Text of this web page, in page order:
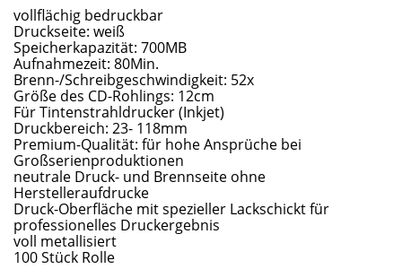
vollflächig bedruckbar
Druckseite: weiß
Speicherkapazität: 700MB
Aufnahmezeit: 80Min.
Brenn-/Schreibgeschwindigkeit: 52x
Größe des CD-Rohlings: 12cm
Für Tintenstrahldrucker (Inkjet)
Druckbereich: 23- 118mm
Premium-Qualität: für hohe Ansprüche bei
Großserienproduktionen
neutrale Druck- und Brennseite ohne
Herstelleraufdrucke
Druck-Oberfläche mit spezieller Lackschickt für
professionelles Druckergebnis
voll metallisiert
100 Stück Rolle